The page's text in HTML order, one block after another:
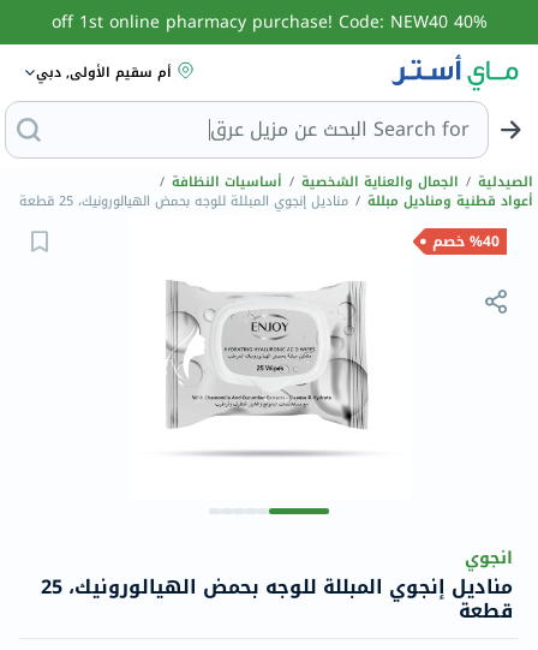
40% off 1st online pharmacy purchase! Code: NEW40
أم سقيم الأولى, دبي
Search for
الصيدلية / الجمال والعناية الشخصية / أساسيات النظافة /
أعواد قطنية ومناديل مبللة / مناديل إنجوي المبللة للوجه بحمض الهيالورونيك، 25 قطعة
%40 خصم
انجوي
مناديل إنجوي المبللة للوجه بحمض الهيالورونيك، 25
قطعة